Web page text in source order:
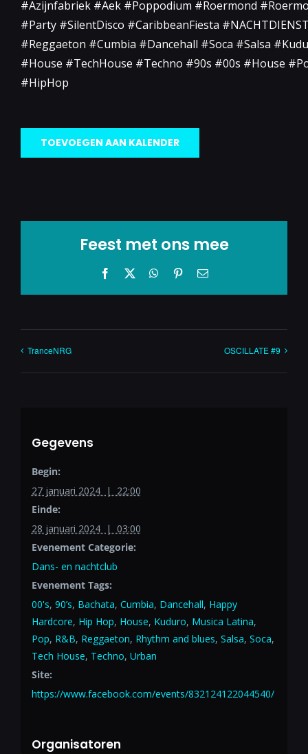
#Azijnfabriek #Aek #Poppodium #Roermond
#Party #SilentDisco #CaribbeanFiesta
#Reggaeton #Cumbia #Dancehall #Soca #Salsa
#House #TechHouse #Techno #90s #00s #House
#HipHop
TOEVOEGEN AAN KALENDER
Feest met ons mee
Facebook WhatsApp
Pinterest
E-
TranceNRG OSCILLATE #9
Gegevens
Begin:
27 januari 2024 | 22:00
Einde:
28 januari 2024 | 03:00
Evenement Categorie:
Dans- en nachtclub
Evenement Tags:
00's, 90’s, Bachata, Cumbia, Dancehall, Happy
Hardcore, Hip Hop, House, Kuduro, Musica Latina,
Pop, R&B, Reggaeton, Rhythm and blues, Salsa, Soca,
Tech House, Techno, Urban
Site:
https://www.facebook.com/events/832124122044540/
Organisatoren